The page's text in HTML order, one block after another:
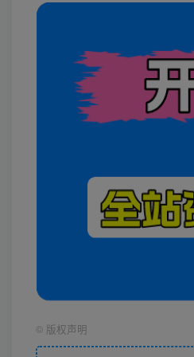
© 版权声明